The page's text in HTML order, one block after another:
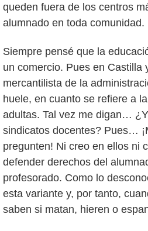
queden fuera de los centros
alumnado en toda comunidad.
Siempre pensé que la
un comercio. Pues en Castilla
mercantilista de la
huele, en cuanto se refiere a
adultas. Tal vez me digan…
sindicatos docentes? Pues…
pregunten! Ni creo en ellos ni
defender derechos del
profesorado. Como lo
esta variante y, por tanto,
saben si matan, hieren o